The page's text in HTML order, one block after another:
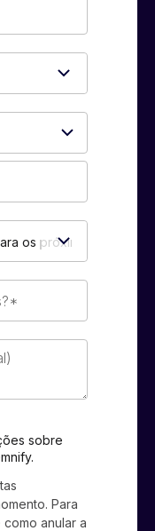
sobre
Para
anular a